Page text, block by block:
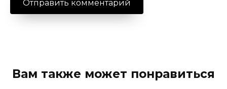
Вам также может понравиться